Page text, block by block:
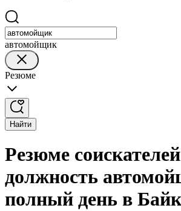
автомойщик
Резюме
Найти
Резюме
должность
полный день в